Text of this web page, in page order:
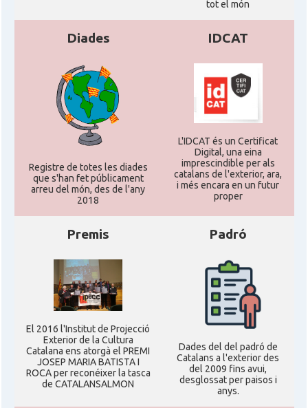
Consolat
Consolat Consolat general a Hamburg
Consolat
Consolat general a Munich
[München]
Consolat general a Stuttgart
Ambaixada Ambaixada espanyola a Alemanya
tot el món
Diades
Registre de totes les diades
que s'han fet públicament
arreu del món, des de l'any
2018
IDCAT
L'IDCAT és un Certificat
Digital, una eina
imprescindible per als
catalans de l'exterior, ara,
i més encara en un futur
proper
Premis
El 2016 l'Institut de Projecció
Exterior de la Cultura
Catalana ens atorgà el PREMI
JOSEP MARIA BATISTA I
ROCA per reconéixer la tasca
de CATALANSALMON
Padró
Dades del del padró de
Catalans a l'exterior des
del 2009 fins avui,
desglossat per paisos i
anys.